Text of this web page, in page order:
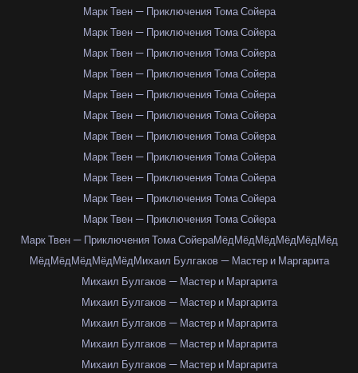
Марк Твен — Приключения Тома Сойера
Марк Твен — Приключения Тома Сойера
Марк Твен — Приключения Тома Сойера
Марк Твен — Приключения Тома Сойера
Марк Твен — Приключения Тома Сойера
Марк Твен — Приключения Тома Сойера
Марк Твен — Приключения Тома Сойера
Марк Твен — Приключения Тома Сойера
Марк Твен — Приключения Тома Сойера
Марк Твен — Приключения Тома Сойера
Марк Твен — Приключения Тома Сойера
Марк Твен — Приключения Тома СойераМёдМёдМёдМёдМёдМёд
МёдМёдМёдМёдМёдМихаил Булгаков — Мастер и Маргарита
Михаил Булгаков — Мастер и Маргарита
Михаил Булгаков — Мастер и Маргарита
Михаил Булгаков — Мастер и Маргарита
Михаил Булгаков — Мастер и Маргарита
Михаил Булгаков — Мастер и Маргарита